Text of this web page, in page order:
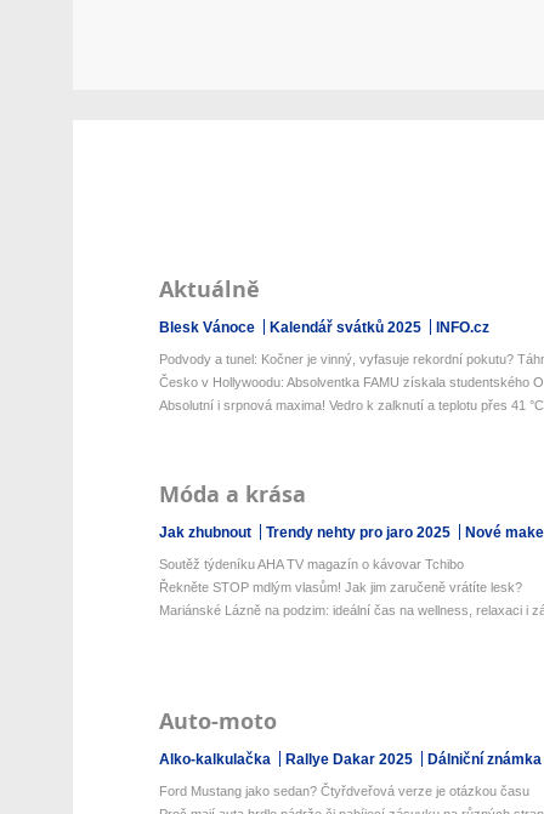
Aktuálně
Blesk Vánoce Kalendář svátků 2025 INFO.cz
Podvody a tunel: Kočner je vinný, vyfasuje rekordní pokutu?
Česko v Hollywoodu: Absolventka FAMU získala studentského
Absolutní i srpnová maxima! Vedro k zalknutí a teplotu přes 41
Móda a krása
Jak zhubnout Trendy nehty pro jaro 2025 Nové
Soutěž týdeníku AHA TV magazín o kávovar Tchibo
Řekněte STOP mdlým vlasům! Jak jim zaručeně vrátíte lesk?
Mariánské Lázně na podzim: ideální čas na wellness, relaxaci i
Auto-moto
Alko-kalkulačka Rallye Dakar 2025 Dálniční známka
Ford Mustang jako sedan? Čtyřdveřová verze je otázkou času